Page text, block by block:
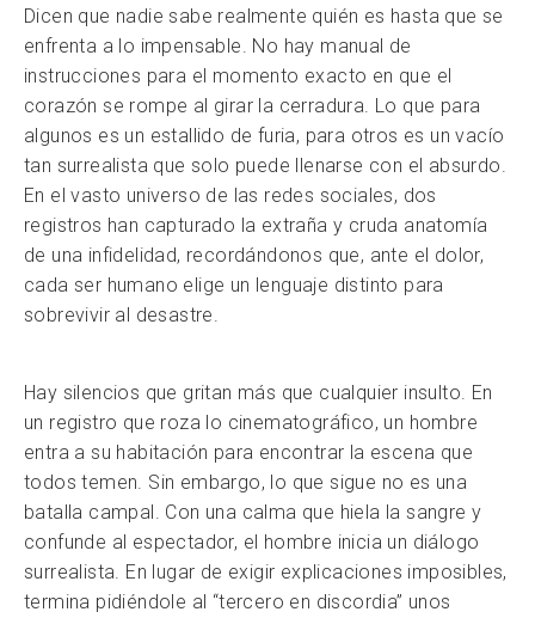
Dicen que nadie sabe realmente quién es hasta que se
enfrenta a lo impensable. No hay manual de
instrucciones para el momento exacto en que el
corazón se rompe al girar la cerradura. Lo que para
algunos es un estallido de furia, para otros es un vacío
tan surrealista que solo puede llenarse con el absurdo.
En el vasto universo de las redes sociales, dos
registros han capturado la extraña y cruda anatomía
de una infidelidad, recordándonos que, ante el dolor,
cada ser humano elige un lenguaje distinto para
sobrevivir al desastre.
Hay silencios que gritan más que cualquier insulto. En
un registro que roza lo cinematográfico, un hombre
entra a su habitación para encontrar la escena que
todos temen. Sin embargo, lo que sigue no es una
batalla campal. Con una calma que hiela la sangre y
confunde al espectador, el hombre inicia un diálogo
surrealista. En lugar de exigir explicaciones imposibles,
termina pidiéndole al “tercero en discordia” unos